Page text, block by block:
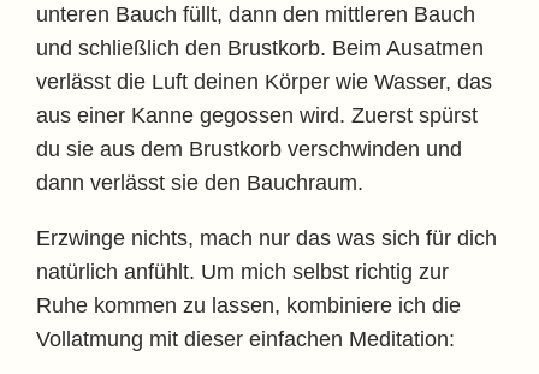
unteren Bauch füllt, dann den mittleren Bauch
und schließlich den Brustkorb. Beim Ausatmen
verlässt die Luft deinen Körper wie Wasser, das
aus einer Kanne gegossen wird. Zuerst spürst
du sie aus dem Brustkorb verschwinden und
dann verlässt sie den Bauchraum.
Erzwinge nichts, mach nur das was sich für dich
natürlich anfühlt. Um mich selbst richtig zur
Ruhe kommen zu lassen, kombiniere ich die
Vollatmung mit dieser einfachen Meditation: